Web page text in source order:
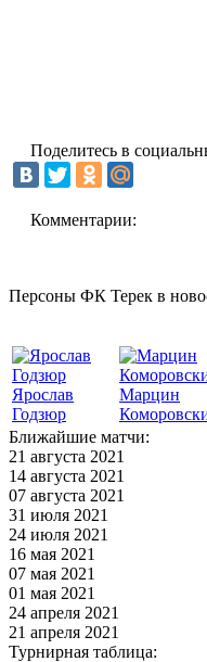
Поделитесь в
Комментарии:
Персоны ФК Терек в
Ярослав
Годзюр
Марцин
Ближайшие матчи:
21 августа 2021
14 августа 2021
07 августа 2021
31 июля 2021
24 июля 2021
16 мая 2021
07 мая 2021
01 мая 2021
24 апреля 2021
21 апреля 2021
Турнирная таблица: